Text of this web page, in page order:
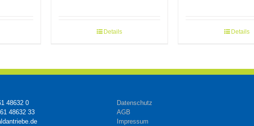
Details Details
48632 0
48632 33
Datenschutz
AGB
Impressum